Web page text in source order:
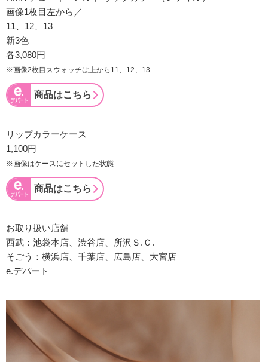
画像1枚目左から／
11、12、13
新3色
各3,080円
※画像2枚目スウォッチは上から11、12、13
商品はこちら
リップカラーケース
1,100円
※画像はケースにセットした状態
商品はこちら
お取り扱い店舗
西武：池袋本店、渋谷店、所沢Ｓ.Ｃ.
そごう：横浜店、千葉店、広島店、大宮店
e.デパート